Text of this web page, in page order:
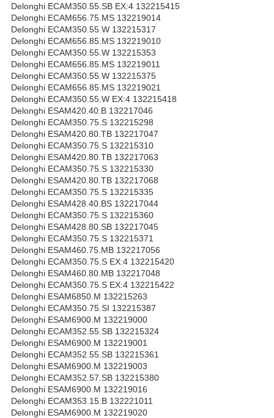
Delonghi ECAM350.55.SB EX:4 132215415
Delonghi ECAM656.75.MS 132219014
Delonghi ECAM350.55.W 132215317
Delonghi ECAM656.85.MS 132219010
Delonghi ECAM350.55.W 132215353
Delonghi ECAM656.85.MS 132219011
Delonghi ECAM350.55.W 132215375
Delonghi ECAM656.85.MS 132219021
Delonghi ECAM350.55.W EX:4 132215418
Delonghi ESAM420.40.B 132217046
Delonghi ECAM350.75.S 132215298
Delonghi ESAM420.80.TB 132217047
Delonghi ECAM350.75.S 132215310
Delonghi ESAM420.80.TB 132217063
Delonghi ECAM350.75.S 132215330
Delonghi ESAM420.80.TB 132217068
Delonghi ECAM350.75.S 132215335
Delonghi ESAM428.40.BS 132217044
Delonghi ECAM350.75.S 132215360
Delonghi ESAM428.80.SB 132217045
Delonghi ECAM350.75.S 132215371
Delonghi ESAM460.75.MB 132217056
Delonghi ECAM350.75.S EX:4 132215420
Delonghi ESAM460.80.MB 132217048
Delonghi ECAM350.75.S EX:4 132215422
Delonghi ESAM6850.M 132215263
Delonghi ECAM350.75.SI 132215387
Delonghi ESAM6900.M 132219000
Delonghi ECAM352.55.SB 132215324
Delonghi ESAM6900.M 132219001
Delonghi ECAM352.55.SB 132215361
Delonghi ESAM6900.M 132219003
Delonghi ECAM352.57.SB 132215380
Delonghi ESAM6900.M 132219016
Delonghi ECAM353.15.B 132221011
Delonghi ESAM6900.M 132219020